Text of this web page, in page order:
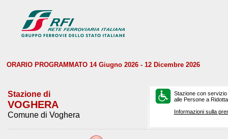
ORARIO PROGRAMMATO 14 Giugno 2026 - 12 Dicembre 2026
Stazione di
VOGHERA
Comune di Voghera
Stazione con
alle Persone a
Informazioni sulla